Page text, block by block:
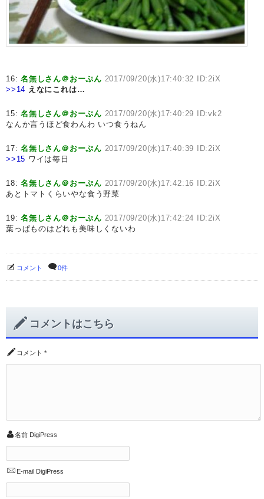
16:名無しさん＠おーぷん 2017/09/20(水)17:40:32 ID:2iX
>>14 えなにこれは…
15:名無しさん＠おーぷん 2017/09/20(水)17:40:29 ID:vk2
なんか言うほど食わんわ いつ食うねん
17:名無しさん＠おーぷん 2017/09/20(水)17:40:39 ID:2iX
>>15 ワイは毎日
18:名無しさん＠おーぷん 2017/09/20(水)17:42:16 ID:2iX
あとトマトくらいやな食う野菜
19:名無しさん＠おーぷん 2017/09/20(水)17:42:24 ID:2iX
葉っぱものはどれも美味しくないわ
コメント 0件
コメントはこちら
コメント *
名前 DigiPress
E-mail DigiPress